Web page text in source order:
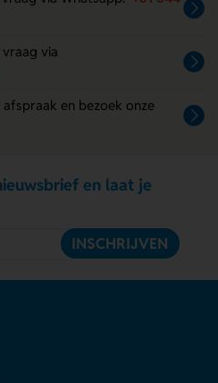
via
afspraak en bezoek onze
en laat je
INSCHRIJVEN